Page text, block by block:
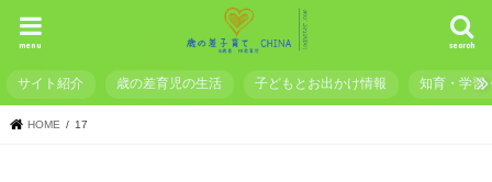
search
menu
サイト紹介 歳の差育児の生活 子どもとお出かけ情報 知育・学習
HOME 17